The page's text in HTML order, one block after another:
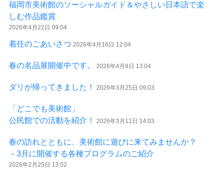
福岡市美術館のソーシャルガイド＆やさしい日本語で楽
しむ作品鑑賞
2026年4月22日 09:04
着任のごあいさつ 2026年4月16日 12:04
春の名品展開催中です。 2026年4月8日 13:04
ダリが帰ってきました！ 2026年3月25日 09:03
「どこでも美術館」
公民館での活動を紹介！
2026年3月11日 14:03
春の訪れとともに、美術館に遊びに来てみませんか？
－3月に開催する各種プログラムのご紹介
2026年2月25日 13:02